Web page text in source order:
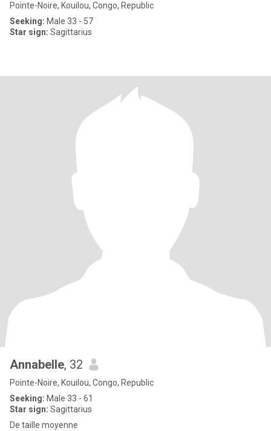
Pointe-Noire, Kouilou, Congo, Republic
Seeking: Male 33 - 57
Star sign: Sagittarius
Annabelle, 32
Pointe-Noire, Kouilou, Congo, Republic
Seeking: Male 33 - 61
Star sign: Sagittarius
De taille moyenne